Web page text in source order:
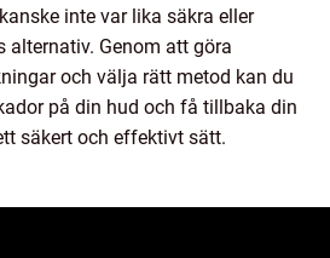
inte var lika säkra eller
alternativ. Genom att göra
och välja rätt metod kan du
på din hud och få tillbaka din
säkert och effektivt sätt.